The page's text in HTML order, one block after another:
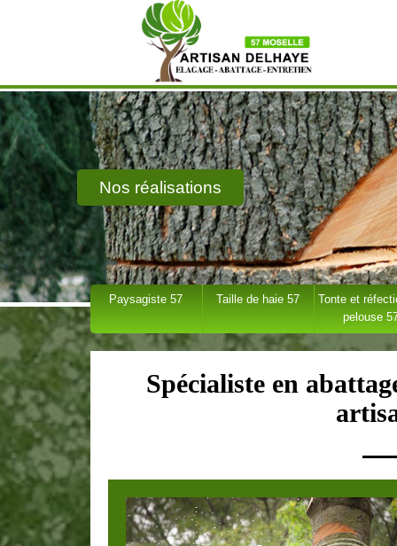
Nos réalisations
Paysagiste 57 Taille de haie 57
Tonte et
pelouse
Spécialiste en